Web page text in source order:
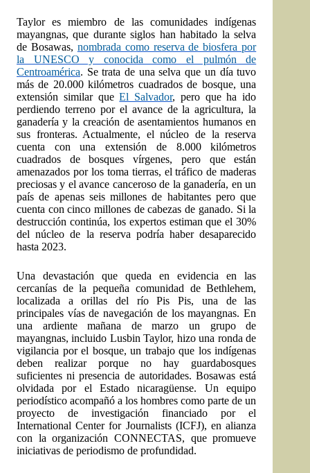
Taylor es miembro de las comunidades indígenas
mayangnas, que durante siglos han habitado la selva
de Bosawas, nombrada como reserva de biosfera por
la UNESCO y conocida como el pulmón de
Centroamérica. Se trata de una selva que un día tuvo
más de 20.000 kilómetros cuadrados de bosque, una
extensión similar queEl Salvador, pero que ha ido
perdiendo terreno por el avance de la agricultura, la
ganadería y la creación de asentamientos humanos en
sus fronteras. Actualmente, el núcleo de la reserva
cuenta con una extensión de 8.000 kilómetros
cuadrados de bosques vírgenes, pero que están
amenazados por los toma tierras, el tráfico de maderas
preciosas y el avance canceroso de la ganadería, en un
país de apenas seis millones de habitantes pero que
cuenta con cinco millones de cabezas de ganado. Si la
destrucción continúa, los expertos estiman que el 30%
del núcleo de la reserva podría haber desaparecido
hasta 2023.
Una devastación que queda en evidencia en las
cercanías de la pequeña comunidad de Bethlehem,
localizada a orillas del río Pis Pis, una de las
principales vías de navegación de los mayangnas. En
una ardiente mañana de marzo un grupo de
mayangnas, incluido Lusbin Taylor, hizo una ronda de
vigilancia por el bosque, un trabajo que los indígenas
deben realizar porque no hay guardabosques
suficientes ni presencia de autoridades. Bosawas está
olvidada por el Estado nicaragüense. Un equipo
periodístico acompañó a los hombres como parte de un
proyecto de investigación financiado por el
International Center for Journalists (ICFJ), en alianza
con la organización CONNECTAS, que promueve
iniciativas de periodismo de profundidad.